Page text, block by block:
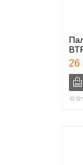
26